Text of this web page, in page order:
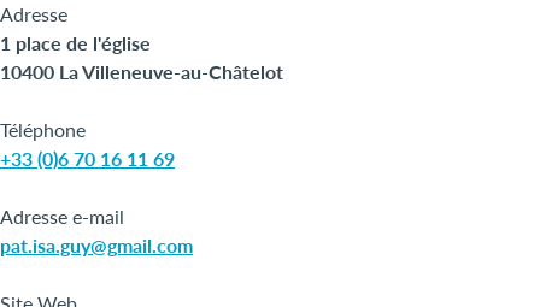
Adresse
1 place de l'église
10400 La Villeneuve-au-Châtelot
Téléphone
+33 (0)6 70 16 11 69
Adresse e-mail
pat.isa.guy@gmail.com